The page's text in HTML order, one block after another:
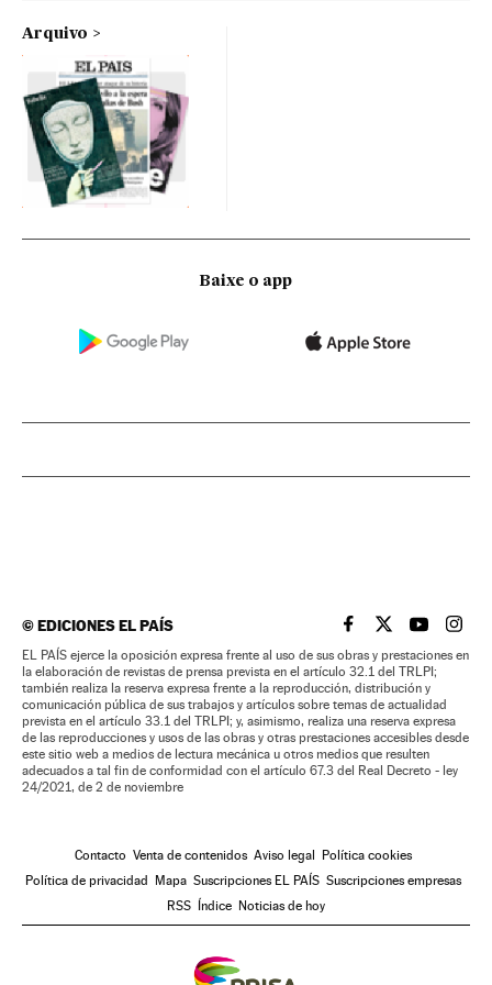
Arquivo
Baixe o app
©EDICIONES EL PAÍS EL PAÍS BRASIL EN
EL PAÍSEL PAÍS
EL
EL PAÍS ejerce la oposición expresa frente al uso de sus obras y prestaciones en
la elaboración de revistas de prensa prevista en el artículo 32.1 del TRLPI;
también realiza la reserva expresa frente a la reproducción, distribución y
comunicación pública de sus trabajos y artículos sobre temas de actualidad
prevista en el artículo 33.1 del TRLPI; y, asimismo, realiza una reserva expresa
de las reproducciones y usos de las obras y otras prestaciones accesibles desde
este sitio web a medios de lectura mecánica u otros medios que resulten
adecuados a tal fin de conformidad con el artículo 67.3 del Real Decreto - ley
24/2021, de 2 de noviembre
Contacto Venta de contenidos Aviso legal
Política cookies
Política de privacidad
Mapa Suscripciones EL PAÍS Suscripciones empresas
RSS
Índice Noticias de hoy